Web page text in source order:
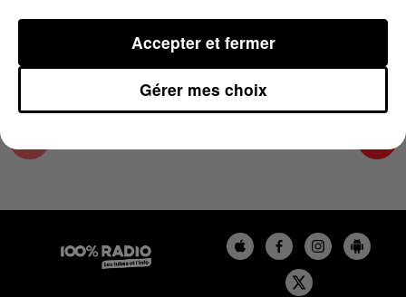
L'AGENDA DU SUD TARN
Gérer mes choix
Accepter et fermer